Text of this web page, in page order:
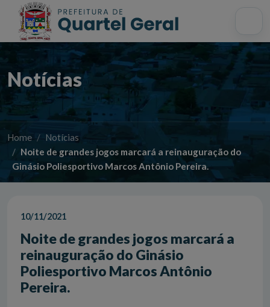
Acessibilidade InícioMapa do site
Notícias
Home
Notícias
Noite de grandes jogos marcará a reinauguração do
Ginásio Poliesportivo Marcos Antônio Pereira.
10/11/2021
Noite de grandes jogos marcará a
reinauguração do Ginásio
Poliesportivo Marcos Antônio
Pereira.